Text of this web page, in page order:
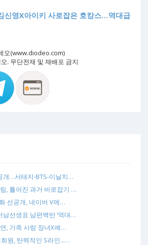
신영X아이키 사로잡은 호캉스…역대급
오(www.diodeo.com)
. 무단전재 및 재배포 금지
개…서태지-BTS-이날치…
림, 틀어진 과거 바로잡기 …
선공개, 네이버 V에…
남선생표 남편백반 ‘역대…
연, 가족 사랑 장녀X예…
원, 탄력적인 S라인...…